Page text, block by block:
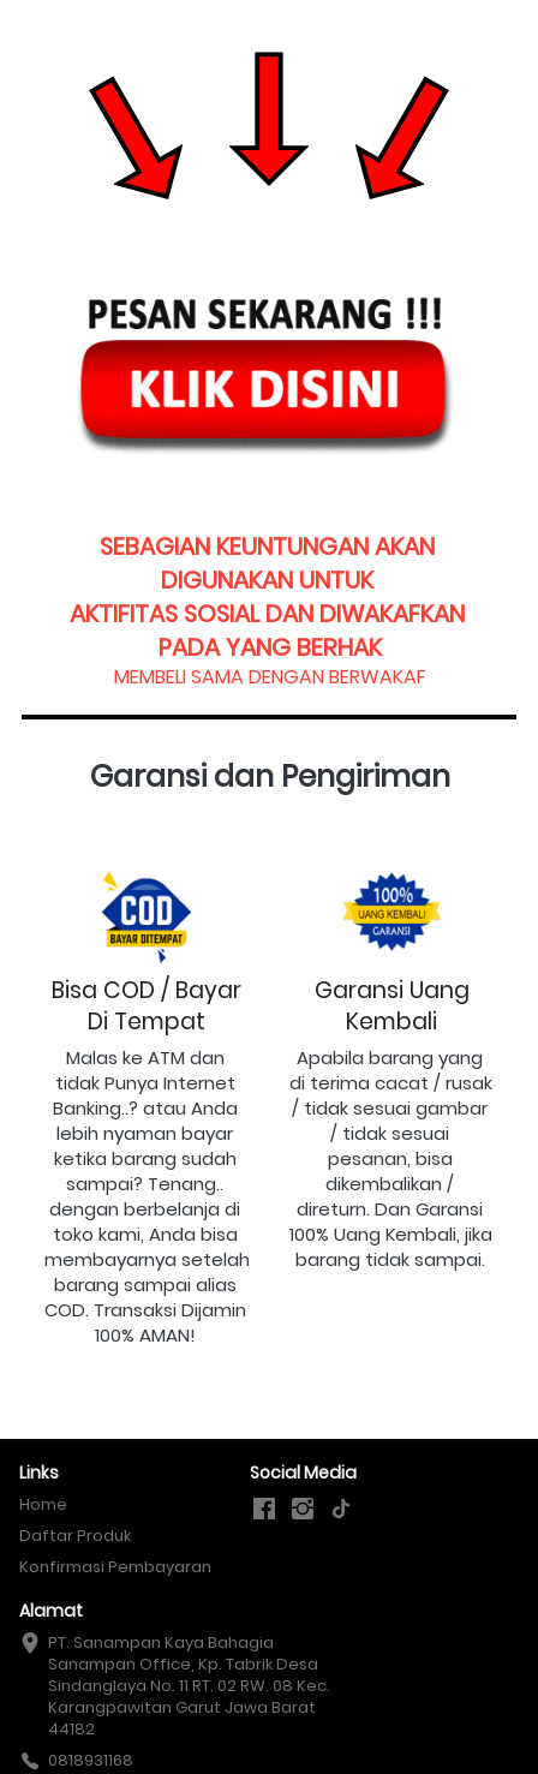
SEBAGIAN KEUNTUNGAN AKAN
DIGUNAKAN UNTUK
AKTIFITAS SOSIAL DAN DIWAKAFKAN
PADA YANG BERHAK
MEMBELI SAMA DENGAN BERWAKAF
Garansi dan Pengiriman
Bisa COD / Bayar
Di Tempat
Malas ke ATM dan
tidak Punya Internet
Banking..? atau Anda
lebih nyaman bayar
ketika barang sudah
sampai? Tenang..
dengan berbelanja di
toko kami, Anda bisa
membayarnya setelah
barang sampai alias
COD. Transaksi Dijamin
100% AMAN!
Garansi Uang
Kembali
Apabila barang yang
di terima cacat / rusak
/ tidak sesuai gambar
/ tidak sesuai
pesanan, bisa
dikembalikan /
direturn. Dan Garansi
100% Uang Kembali, jika
barang tidak sampai.
Links
Home
Daftar Produk
Konfirmasi Pembayaran
Social Media
Alamat
PT. Sanampan Kaya Bahagia
Sanampan Office, Kp. Tabrik Desa
Sindanglaya No. 11 RT. 02 RW. 08 Kec.
Karangpawitan Garut Jawa Barat
44182
0818931168